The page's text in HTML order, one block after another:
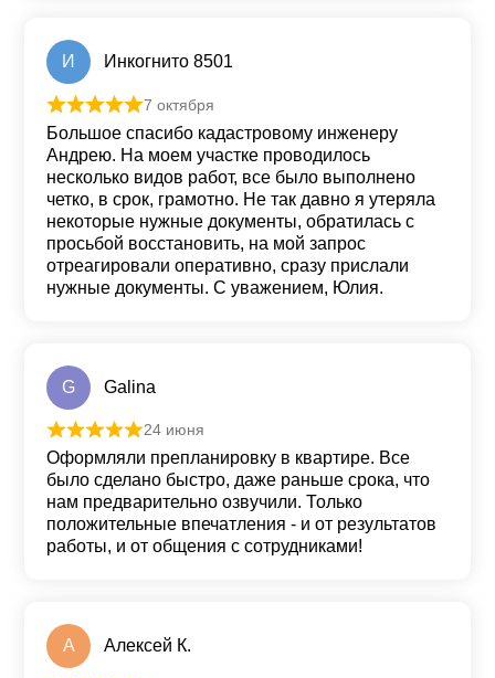
И Инкогнито 8501
Оценка 5из 5
7 октября
Большое спасибо кадастровому инженеру
Андрею. На моем участке проводилось
несколько видов работ, все было выполнено
четко, в срок, грамотно. Не так давно я утеряла
некоторые нужные документы, обратилась с
просьбой восстановить, на мой запрос
отреагировали оперативно, сразу прислали
нужные документы. С уважением, Юлия.
G Galina
Оценка
24 июня
Оформляли препланировку в квартире. Все
было сделано быстро, даже раньше срока, что
нам предварительно озвучили. Только
положительные впечатления - и от результатов
работы, и от общения с сотрудниками!
А Алексей К.